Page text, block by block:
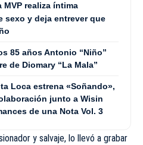
MVP realiza íntima
sexo y deja entrever que
85 años Antonio “Niño”
de Diomary “La Mala”
Loca estrena «Soñando»,
junto a Wisin
de una Nota Vol. 3
y salvaje, lo llevó a grabar